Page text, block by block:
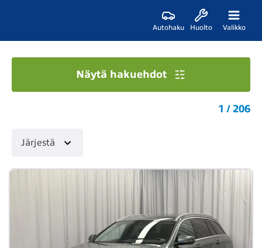
Autohaku Huolto Valikko
Näytä hakuehdot
1 / 206
Järjestä